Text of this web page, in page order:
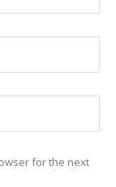
for the next